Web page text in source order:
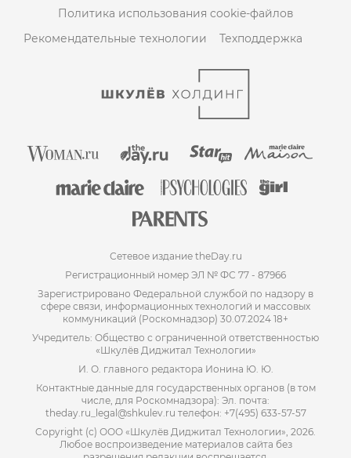
Политика использования cookie-файлов
Рекомендательные технологии
Техподдержка
Сетевое издание theDay.ru
Регистрационный номер ЭЛ № ФС 77 - 87966
Зарегистрировано Федеральной службой по надзору в
сфере связи, информационных технологий и массовых
коммуникаций (Роскомнадзор) 30.07.2024 18+
Учредитель: Общество с ограниченной ответственностью
«Шкулёв Диджитал Технологии»
И. О. главного редактора Ионина Ю. Ю.
Контактные данные для государственных органов (в том
числе, для Роскомнадзора): Эл. почта:
theday.ru_legal@shkulev.ru телефон: +7(495) 633-57-57
Copyright (с) ООО «Шкулёв Диджитал Технологии», 2026.
Любое воспроизведение материалов сайта без